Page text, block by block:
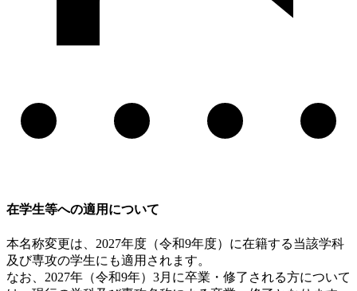
在学生等への適用について
本名称変更は、2027年度（令和9年度）に在籍する当該学科
及び専攻の学生にも適用されます。
なお、2027年（令和9年）3月に卒業・修了される方について